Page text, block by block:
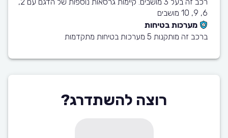
6, 9, 10 מושבים
מערכות בטיחות
ברכב זה מותקנות 5 מערכות בטיחות מתקדמות
רוצה להשתדרג?